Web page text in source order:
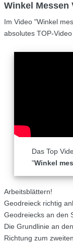
Winkel Messen
Im Video "Winkel
absolutes TOP-
Das Top
"Winkel
Arbeitsblättern!
Geodreieck richtig
Geodreiecks an den
Die Grundlinie an
Richtung zum